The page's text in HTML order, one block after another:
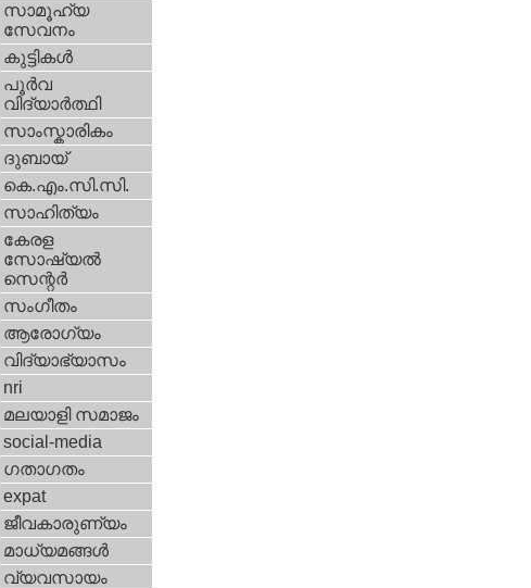
സാമൂഹ്യ
സേവനം
കുട്ടികള്‍
പൂര്‍വ
വിദ്യാര്‍ത്ഥി
സാംസ്കാരികം
ദുബായ്‌
കെ.എം.സി.സി.
സാഹിത്യം
കേരള
സോഷ്യല്‍
സെന്റര്‍
സംഗീതം
ആരോഗ്യം
വിദ്യാഭ്യാസം
nri
മലയാളി സമാജം
social-media
ഗതാഗതം
expat
ജീവകാരുണ്യം
മാധ്യമങ്ങള്‍
വ്യവസായം